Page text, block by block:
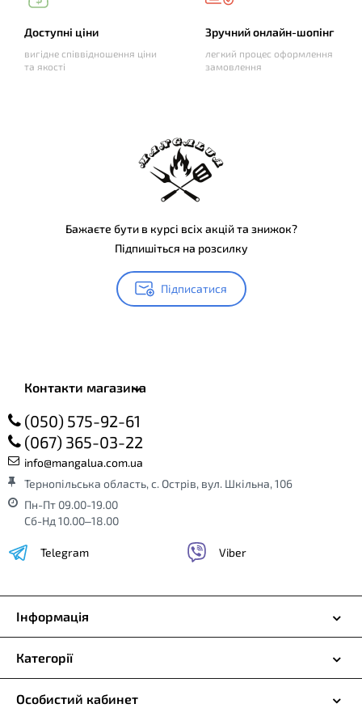
Доступні ціни
вигідне співвідношення ціни
та якості
Зручний онлайн-шопінг
легкий процес оформлення
замовлення
Бажаєте бути в курсі всіх акцій та знижок?
Підпишіться на розсилку
Підписатися
Контакти магазина
(050) 575-92-61
(067) 365-03-22
info@mangalua.com.ua
Тернопільська область, с. Острів, вул. Шкільна, 106
Пн-Пт 09.00-19.00
Сб-Нд 10.00–18.00
Telegram Viber
Інформація
Категорії
Особистий кабинет